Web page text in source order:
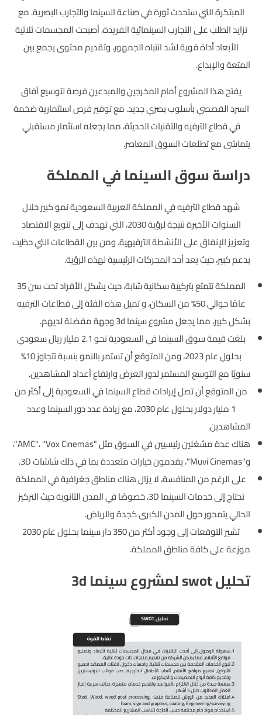
المبتكرة التي ستحدث ثورة في صناعة السينما والتجارب البصرية. مع
تزايد الطلب على التجارب السينمائية الفريدة، أصبحت المجسمات ثلاثية
الأبعاد أداة قوية لشد انتباه الجمهور، وتقديم محتوى يجمع بين
المتعة والإبداع.
يفتح هذا المشروع أمام المخرجين والمبدعين فرصة لتوسيع آفاق
السرد القصصي بأسلوب بصري جديد. مع توفير فرص استثمارية ضخمة
في قطاع الترفيه والتقنيات الحديثة، مما يجعله استثمار مستقبلي
يتماشى مع تطلعات السوق المعاصر.
دراسة سوق السينما في المملكة
شهد قطاع الترفيه في المملكة العربية السعودية نمو كبير خلال
السنوات الأخيرة نتيجة لرؤية 2030، التي تهدف إلى تنويع الاقتصاد
وتعزيز الإنفاق على الأنشطة الترفيهية. ومن بين القطاعات التي حظيت
بدعم كبير، حيث يعد أحد المحركات الرئيسية لهذه الرؤية.
المملكة تتمتع بتركيبة سكانية شابة، حيث يشكل الأفراد تحت سن 35
عامًا حوالي 50% من السكان، و تميل هذه الفئة إلى قطاعات الترفيه
بشكل كبير، مما يجعل مشروع سينما 3d وجهة مفضلة لديهم.
بلغت قيمة سوق السينما في السعودية نحو 2.1 مليار ريال سعودي
بحلول عام 2023، ومن المتوقع أن تستمر بالنمو بنسبة تتجاوز 10%
سنويًا مع التوسع المستمر لدور العرض وارتفاع أعداد المشاهدين.
من المتوقع أن تصل إيرادات قطاع السينما في السعودية إلى أكثر من
1 مليار دولار بحلول عام 2030، مع زيادة عدد دور السينما وعدد
المشاهدين.
هناك عدة مشغلين رئيسيين في السوق مثل "AMC"، "Vox Cinemas"،
و"Muvi Cinemas"، يقدمون خيارات متعددة بما في ذلك شاشات 3D.
على الرغم من المنافسة، لا يزال هناك مناطق جغرافية في المملكة
تحتاج إلى خدمات السينما 3D، خصوصًا في المدن الثانوية حيث التركيز
الحالي يتمحور حول المدن الكبرى كجدة والرياض.
تشير التوقعات إلى وجود أكثر من 350 دار سينما بحلول عام 2030
موزعة على كافة مناطق المملكة.
تحليل swot لمشروع سينما 3d